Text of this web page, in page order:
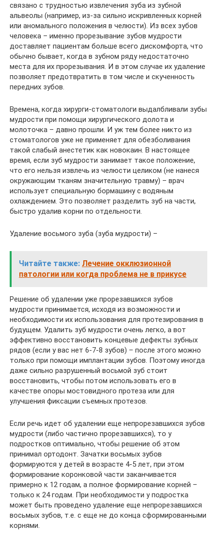
связано с трудностью извлечения зуба из зубной
альвеолы (например, из-за сильно искривленных корней
или аномального положения в челюсти). Из всех зубов
человека – именно прорезывание зубов мудрости
доставляет пациентам больше всего дискомфорта, что
обычно бывает, когда в зубном ряду недостаточно
места для их прорезывания. И в этом случае их удаление
позволяет предотвратить в том числе и скученность
передних зубов.
Времена, когда хирурги-стоматологи выдалбливали зубы
мудрости при помощи хирургического долота и
молоточка – давно прошли. И уж тем более никто из
стоматологов уже не применяет для обезболивания
такой слабый анестетик как новокаин. В настоящее
время, если зуб мудрости занимает такое положение,
что его нельзя извлечь из челюсти целиком (не нанеся
окружающим тканям значительную травму) – врач
использует специальную бормашину с водяным
охлаждением. Это позволяет разделить зуб на части,
быстро удалив корни по отдельности.
Удаление восьмого зуба (зуба мудрости) –
Читайте также: Лечение окклюзионной
патологии или когда проблема не в прикусе
Решение об удалении уже прорезавшихся зубов
мудрости принимается, исходя из возможности и
необходимости их использования для протезирования в
будущем. Удалить зуб мудрости очень легко, а вот
эффективно восстановить концевые дефекты зубных
рядов (если у вас нет 6-7-8 зубов) – после этого можно
только при помощи имплантации зубов. Поэтому иногда
даже сильно разрушенный восьмой зуб стоит
восстановить, чтобы потом использовать его в
качестве опоры мостовидного протеза или для
улучшения фиксации съемных протезов.
Если речь идет об удалении еще непрорезавшихся зубов
мудрости (либо частично прорезавшихся), то у
подростков оптимально, чтобы решение об этом
принимал ортодонт. Зачатки восьмых зубов
формируются у детей в возрасте 4-5 лет, при этом
формирование коронковой части заканчивается
примерно к 12 годам, а полное формирование корней –
только к 24 годам. При необходимости у подростка
может быть проведено удаление еще непрорезавшихся
восьмых зубов, т.е. с еще не до конца сформированными
корнями.